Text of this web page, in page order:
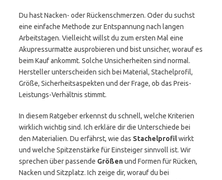
Du hast Nacken- oder Rückenschmerzen. Oder du suchst
eine einfache Methode zur Entspannung nach langen
Arbeitstagen. Vielleicht willst du zum ersten Mal eine
Akupressurmatte ausprobieren und bist unsicher, worauf es
beim Kauf ankommt. Solche Unsicherheiten sind normal.
Hersteller unterscheiden sich bei Material, Stachelprofil,
Größe, Sicherheitsaspekten und der Frage, ob das Preis-
Leistungs-Verhältnis stimmt.
In diesem Ratgeber erkennst du schnell, welche Kriterien
wirklich wichtig sind. Ich erkläre dir die Unterschiede bei
den Materialien. Du erfährst, wie das Stachelprofilwirkt
und welche Spitzenstärke für Einsteiger sinnvoll ist. Wir
sprechen über passende Größenund Formen für Rücken,
Nacken und Sitzplatz. Ich zeige dir, worauf du bei